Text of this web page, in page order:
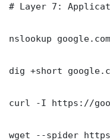
# Layer 7:
nslookup
dig +short
curl -I https://
wget --spider